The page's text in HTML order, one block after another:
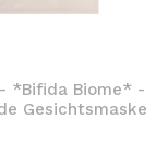
*Bifida Biome* -
Gesichtsmaske